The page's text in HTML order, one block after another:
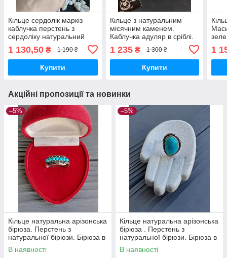
Кільце сердолік маркіз
каблучка перстень з
сердоліку натуральний
Індія.
1 130,50 ₴ 1 190 ₴
Купити
Кільце з натуральним
місячним каменем.
Каблучка адуляр в сріблі.
Розмір 17,5. Індія
1 235₴ 1 300 ₴
Купити
1
Акційні пропозиції та новинки
–5%
Кільце натуральна арізонська
бірюза. Перстень з
натуральної бірюзи. Бірюза в
сріблі. Розмір 18.2.
Німеччина!
В наявності
–5%
Кільце натуральна арізонська
бірюза . Перстень з
натуральної бірюзи. Бірюза в
сріблі. Розмір 16-16.5.
Німеччина!
В наявності